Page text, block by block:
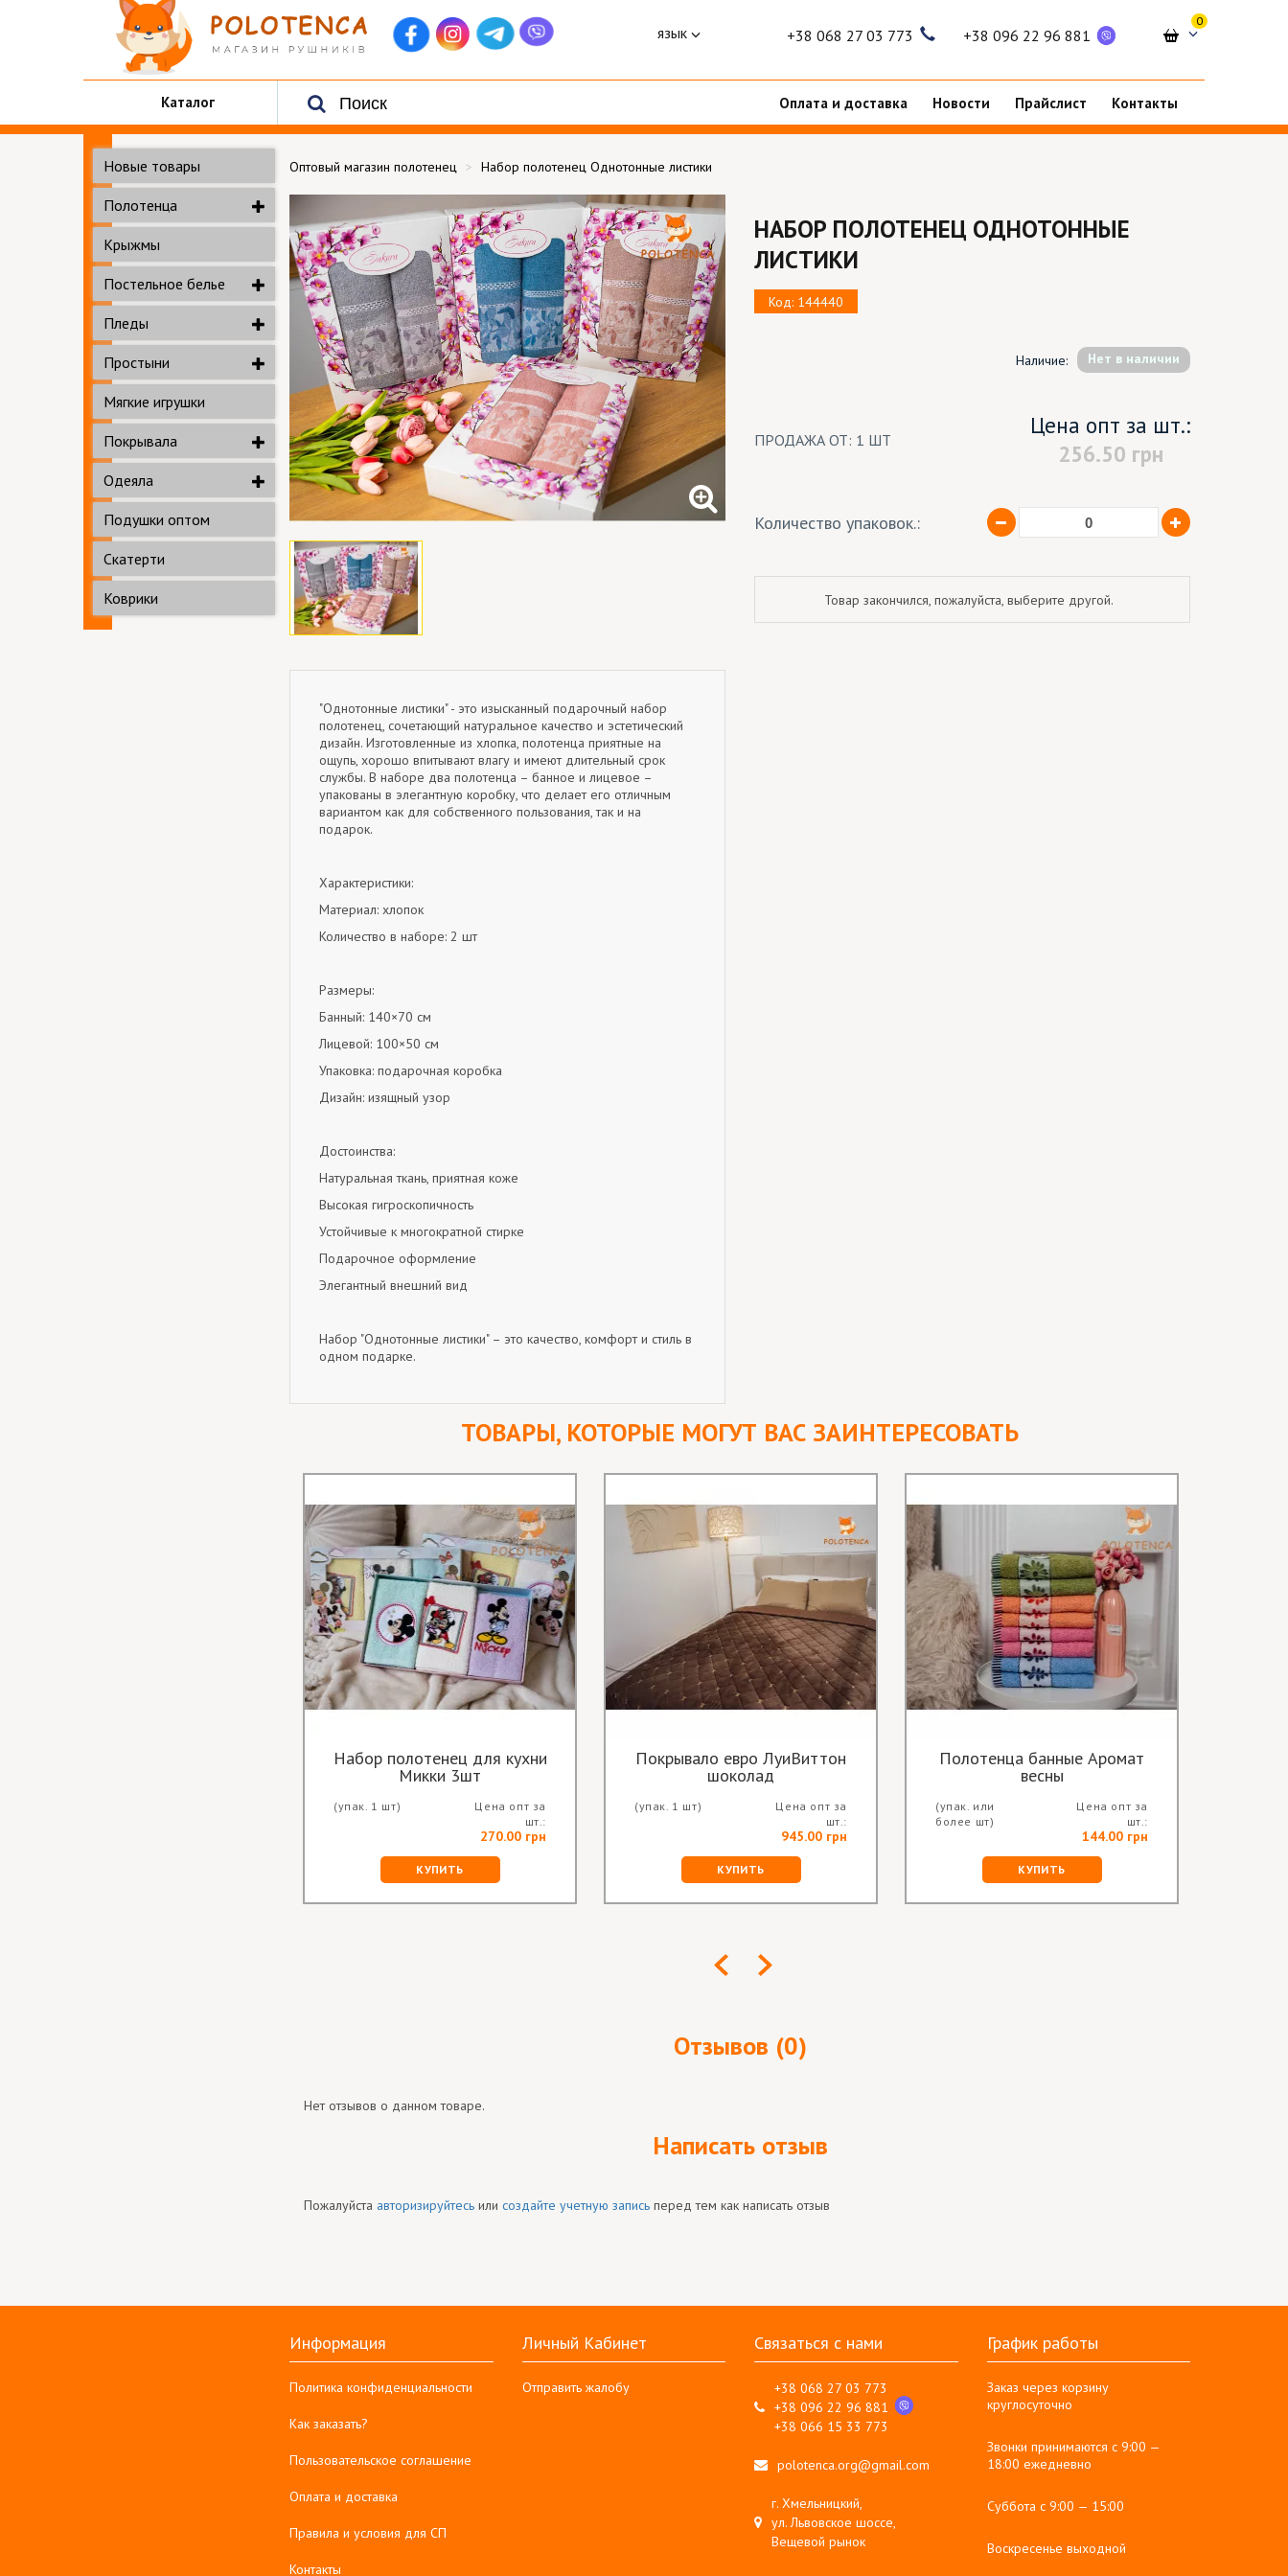
язык +38 068 27 03 773 +38 096 22 96 881
0
Каталог Оплата и доставка Новости Прайслист Контакты
Новые товары
Полотенца
Крыжмы
Постельное белье
Пледы
Простыни
Мягкие игрушки
Покрывала
Одеяла
Подушки оптом
Скатерти
Коврики
Оптовый магазин полотенец Набор полотенец Однотонные листики
"Однотонные листики" - это изысканный подарочный набор
полотенец, сочетающий натуральное качество и эстетический
дизайн. Изготовленные из хлопка, полотенца приятные на
ощупь, хорошо впитывают влагу и имеют длительный срок
службы. В наборе два полотенца – банное и лицевое –
упакованы в элегантную коробку, что делает его отличным
вариантом как для собственного пользования, так и на
подарок.
Характеристики:
Материал: хлопок
Количество в наборе: 2 шт
Размеры:
Банный: 140×70 см
Лицевой: 100×50 см
Упаковка: подарочная коробка
Дизайн: изящный узор
Достоинства:
Натуральная ткань, приятная коже
Высокая гигроскопичность
Устойчивые к многократной стирке
Подарочное оформление
Элегантный внешний вид
Набор "Однотонные листики" – это качество, комфорт и стиль в
одном подарке.
НАБОР ПОЛОТЕНЕЦ ОДНОТОННЫЕ
ЛИСТИКИ
Код: 144440
Наличие: Hет в наличии
ПРОДАЖА ОТ: 1 ШТ
Цена опт за шт.:
256.50 грн
Количество упаковок.:
Товар закончился, пожалуйста, выберите другой.
ТОВАРЫ, КОТОРЫЕ МОГУТ ВАС ЗАИНТЕРЕСОВАТЬ
Набор полотенец для кухни
Микки 3шт
(упак. 1 шт)
Цена опт за
шт.:
270.00 грн
КУПИТЬ
Покрывало евро ЛуиВиттон
шоколад
(упак. 1 шт)
Цена опт за
шт.:
945.00 грн
КУПИТЬ
Полотенца банные Аромат
весны
(упак. или
более шт)
Цена опт за
шт.:
144.00 грн
КУПИТЬ
Отзывов (0)
Нет отзывов о данном товаре.
Написать отзыв
Пожалуйста авторизируйтесь или создайте учетную запись перед тем как написать отзыв
Информация
Политика конфиденциальности
Как заказать?
Пользовательское соглашение
Оплата и доставка
Правила и условия для СП
Контакты
Личный Кабинет
Отправить жалобу
Связаться с нами
+38 068 27 03 773
+38 096 22 96 881
+38 066 15 33 773
polotenca.org@gmail.com
г. Хмельницкий,
ул. Львовское шоссе,
Вещевой рынок
График работы
Заказ через корзину
круглосуточно
Звонки принимаются с 9:00 —
18:00 ежедневно
Суббота с 9:00 — 15:00
Воскресенье выходной